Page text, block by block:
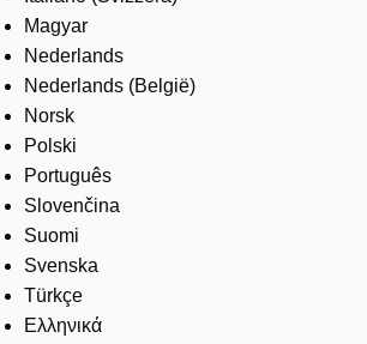
Magyar
Nederlands
Nederlands (België)
Norsk
Polski
Português
Slovenčina
Suomi
Svenska
Türkçe
Ελληνικά